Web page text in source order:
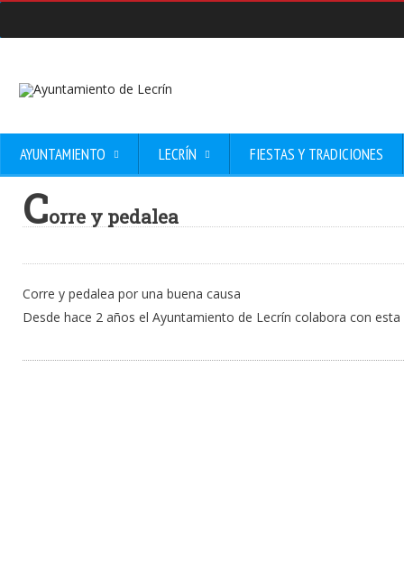
AYUNTAMIENTO LECRÍN FIESTAS Y TRADICIONES
Corre y pedalea
Corre y pedalea por una buena causa
Desde hace 2 años el Ayuntamiento de Lecrín colabora con